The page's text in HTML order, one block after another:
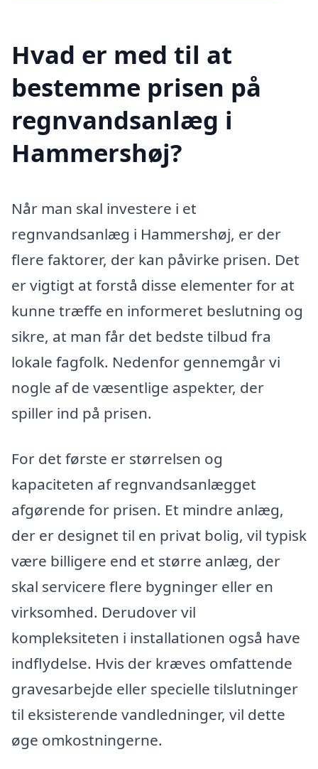
Hvad er med til at
bestemme prisen på
regnvandsanlæg i
Hammershøj?
Når man skal investere i et
regnvandsanlæg i Hammershøj, er der
flere faktorer, der kan påvirke prisen. Det
er vigtigt at forstå disse elementer for at
kunne træffe en informeret beslutning og
sikre, at man får det bedste tilbud fra
lokale fagfolk. Nedenfor gennemgår vi
nogle af de væsentlige aspekter, der
spiller ind på prisen.
For det første er størrelsen og
kapaciteten af regnvandsanlægget
afgørende for prisen. Et mindre anlæg,
der er designet til en privat bolig, vil typisk
være billigere end et større anlæg, der
skal servicere flere bygninger eller en
virksomhed. Derudover vil
kompleksiteten i installationen også have
indflydelse. Hvis der kræves omfattende
gravesarbejde eller specielle tilslutninger
til eksisterende vandledninger, vil dette
øge omkostningerne.